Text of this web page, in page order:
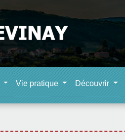
Vie pratique Découvrir